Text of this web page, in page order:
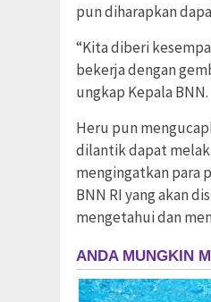
pun diharapkan
“Kita diberi
bekerja dengan
ungkap Kepala BNN.
Heru pun
dilantik dapat
mengingatkan para
BNN RI yang akan
mengetahui dan